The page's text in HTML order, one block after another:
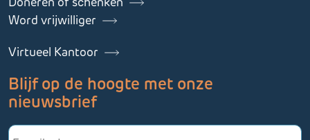
Word vrijwilliger
Virtueel Kantoor
Blijf op de hoogte met onze
nieuwsbrief
E-